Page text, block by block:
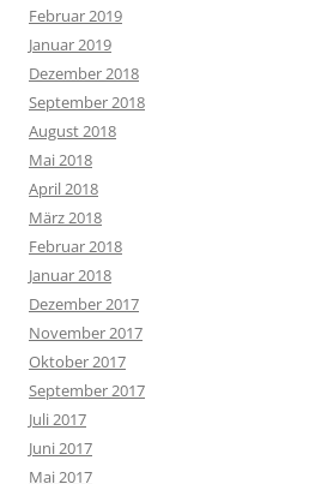
Februar 2019
Januar 2019
Dezember 2018
September 2018
August 2018
Mai 2018
April 2018
März 2018
Februar 2018
Januar 2018
Dezember 2017
November 2017
Oktober 2017
September 2017
Juli 2017
Juni 2017
Mai 2017